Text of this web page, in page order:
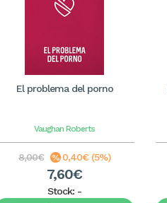
El problema del porno
Vaughan Roberts
8,00€ 0,40€ (5%)
7,60€
Stock: -